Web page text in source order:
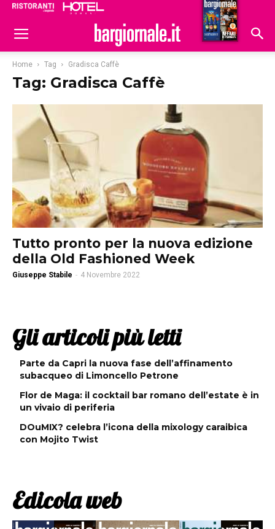
Hoteldomani
Home Tag Gradisca Caffè
Tag: Gradisca Caffè
Tutto pronto per la nuova edizione
della Old Fashioned Week
Giuseppe Stabile - 4 Novembre 2022
Gli articoli più letti
Parte da Capri la nuova fase dell’affinamento
subacqueo di Limoncello Petrone
Flor de Maga: il cocktail bar romano dell’estate è in
un vivaio di periferia
DOuMIX? celebra l’icona della mixology caraibica
con Mojito Twist
Edicola web